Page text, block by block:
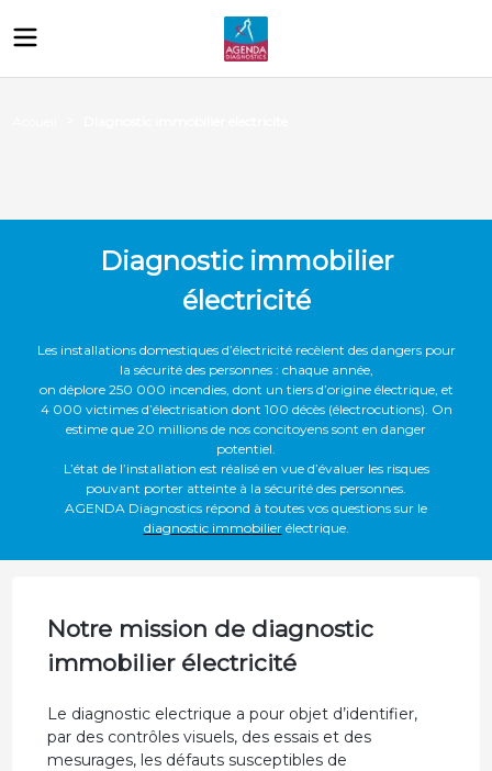
Diagnostic immobilier
électricité
Les installations domestiques d’électricité recèlent des dangers pour
la sécurité des personnes : chaque année,
on déplore 250 000 incendies, dont un tiers d’origine électrique, et
4 000 victimes d’électrisation dont 100 décès (électrocutions). On
estime que 20 millions de nos concitoyens sont en danger
potentiel.
L’état de l’installation est réalisé en vue d’évaluer les risques
pouvant porter atteinte à la sécurité des personnes.
AGENDA Diagnostics répond à toutes vos questions sur le
diagnostic immobilierélectrique.
Notre mission de diagnostic
immobilier électricité
Le diagnostic electrique a pour objet d’identifier,
par des contrôles visuels, des essais et des
mesurages, les défauts susceptibles de